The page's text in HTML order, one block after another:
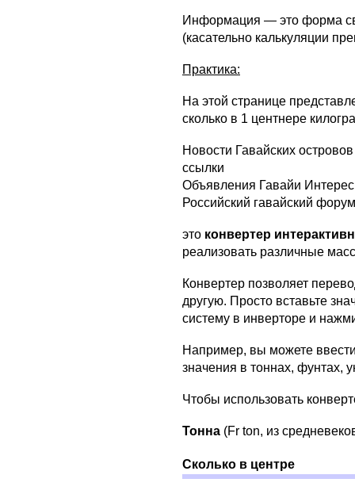
Информация — это форма
(касательно калькуляции
Практика:
На этой странице
сколько в 1 центнере
Новости Гавайских
ссылки
Объявления Гавайи
Российский гавайский форум
это конвертер
реализовать различные
Конвертер позволяет
другую. Просто вставьте
систему в инверторе и
Например, вы можете
значения в тоннах, фунтах,
Чтобы использовать
Тонна (Fr ton, из
Сколько в центре